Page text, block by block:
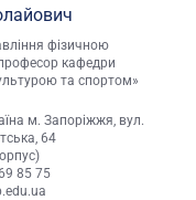
фізичною
кафедри
та спортом»
м. Запоріжжя, вул.
64
85 75